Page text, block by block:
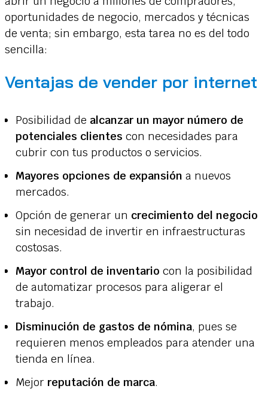
oportunidades de negocio, mercados y técnicas
de venta; sin embargo, esta tarea no es del todo
sencilla:
Ventajas de vender por internet
Posibilidad de alcanzar un mayor número de
potenciales clientes con necesidades para
cubrir con tus productos o servicios.
Mayores opciones de expansión a nuevos
mercados.
Opción de generar un crecimiento del negocio
sin necesidad de invertir en infraestructuras
costosas.
Mayor control de inventario con la posibilidad
de automatizar procesos para aligerar el
trabajo.
Disminución de gastos de nómina, pues se
requieren menos empleados para atender una
tienda en línea.
Mejor reputación de marca.